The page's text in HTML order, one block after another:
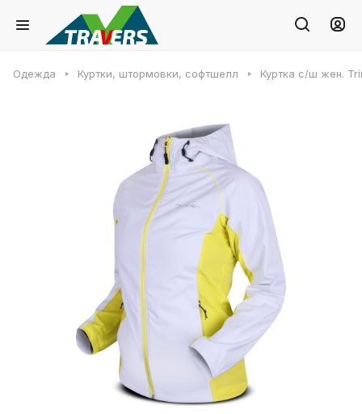
Одежда Куртки, штормовки, софтшелл Куртка с/ш жен.